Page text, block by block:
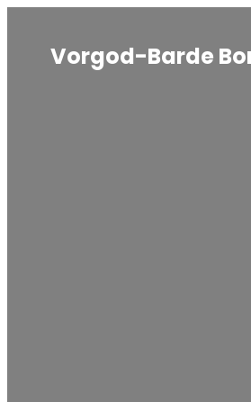
Vorgod-Barde